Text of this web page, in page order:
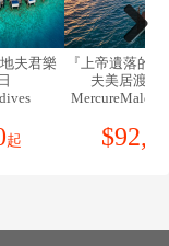
為他們往往會在您出
費。
歲），若佔床則含
退費。
人需另行報價。
，若遇特殊情況
因素，若離隊視同
，多數由於規模
為主要的供水方
產生所謂的熱水供
，台北直飛峇里島須
人口約250萬人，大
有《微笑之島．萬廟
關申告單Custom
』馬爾地
6+1日
起
馬爾
秘境
$